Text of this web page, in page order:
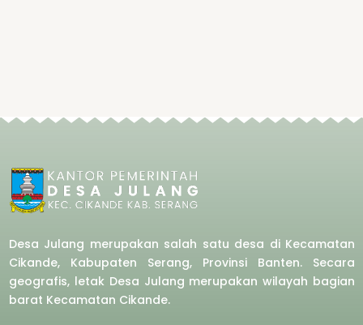
Desa Julang merupakan salah satu desa di Kecamatan
Cikande, Kabupaten Serang, Provinsi Banten. Secara
geografis, letak Desa Julang merupakan wilayah bagian
barat Kecamatan Cikande.